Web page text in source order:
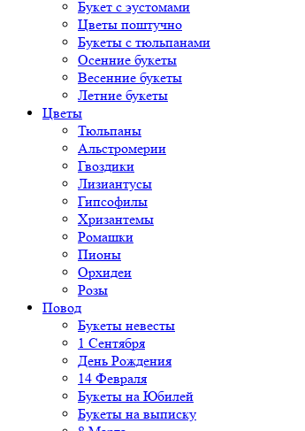
Букет с эустомами
Цветы поштучно
Букеты с тюльпанами
Осенние букеты
Весенние букеты
Летние букеты
Цветы
Тюльпаны
Альстромерии
Гвоздики
Лизиантусы
Гипсофилы
Хризантемы
Ромашки
Пионы
Орхидеи
Розы
Повод
Букеты невесты
1 Сентября
День Рождения
14 Февраля
Букеты на Юбилей
Букеты на выписку